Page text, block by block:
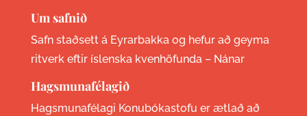
Um safnið
Safn staðsett á Eyrarbakka og hefur að geyma
ritverk eftir íslenska kvenhöfunda – Nánar
Hagsmunafélagið
Hagsmunafélagi Konubókastofu er ætlað að